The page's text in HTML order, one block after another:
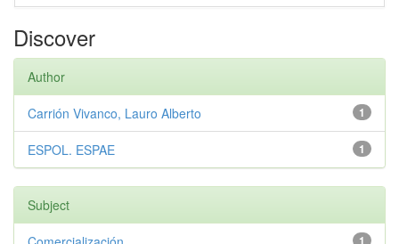
Discover
Author
1
Carrión Vivanco, Lauro Alberto
1
ESPOL. ESPAE
Subject
1